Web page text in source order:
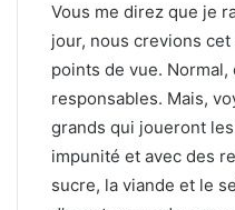
Vous me direz que je
jour, nous crevions
points de vue.
responsables. Mais,
grands qui joueront
impunité et avec des
sucre, la viande et le